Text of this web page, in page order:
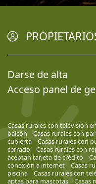
Darse de alta
Acceso panel de
Casas rurales con televisión
balcón
Casas rurales con
cubierta
Casas rurales con
cerrado
Casas rurales con
aceptan tarjeta de crédito
conexión a internet
Casas
piscina
Casas rurales con
aptas para mascotas
Casas